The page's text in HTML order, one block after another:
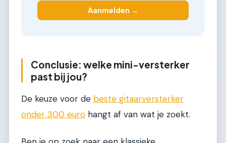
Aanmelden →
Conclusie: welke mini-versterker
past bij jou?
De keuze voor de beste gitaarversterker
onder 300 euro hangt af van wat je zoekt.